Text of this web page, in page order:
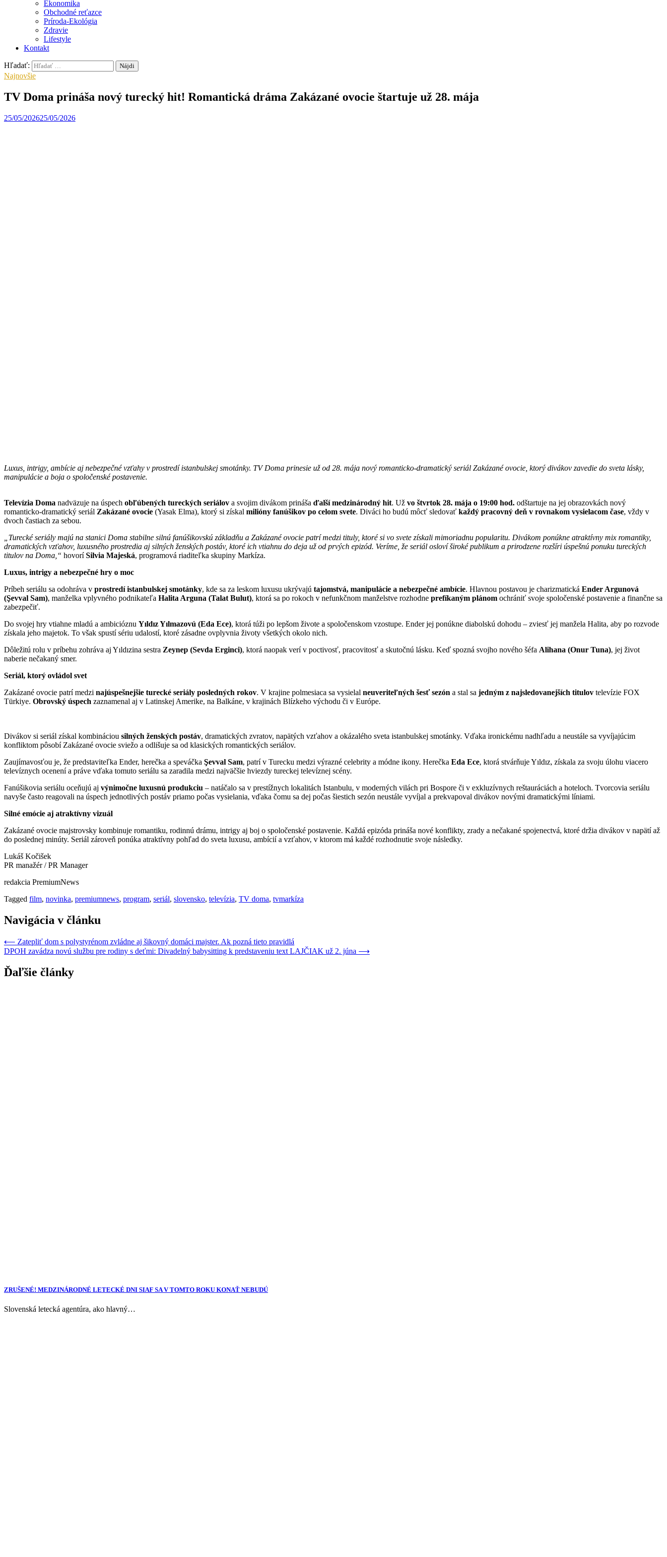
Ekonomika
Obchodné reťazce
Príroda-Ekológia
Zdravie
Lifestyle
Kontakt
Hľadať:
Najnovšie
TV Doma prináša nový turecký hit! Romantická dráma Zakázané ovocie štartuje už 28. mája
25/05/202625/05/2026
Luxus, intrigy, ambície aj nebezpečné vzťahy v prostredí istanbulskej smotánky. TV Doma prinesie už od 28. mája nový romanticko-dramatický seriál Zakázané ovocie, ktorý divákov zavedie do sveta lásky,
manipulácie a boja o spoločenské postavenie.
Televízia Doma nadväzuje na úspech obľúbených tureckých seriálov a svojim divákom prináša ďalší medzinárodný hit. Už vo štvrtok 28. mája o 19:00 hod. odštartuje na jej obrazovkách nový
romanticko-dramatický seriál Zakázané ovocie (Yasak Elma), ktorý si získal milióny fanúšikov po celom svete. Diváci ho budú môcť sledovať každý pracovný deň v rovnakom vysielacom čase, vždy v
dvoch častiach za sebou.
„Turecké seriály majú na stanici Doma stabilne silnú fanúšikovskú základňu a Zakázané ovocie patrí medzi tituly, ktoré si vo svete získali mimoriadnu popularitu. Divákom ponúkne atraktívny mix romantiky,
dramatických vzťahov, luxusného prostredia aj silných ženských postáv, ktoré ich vtiahnu do deja už od prvých epizód. Veríme, že seriál osloví široké publikum a prirodzene rozšíri úspešnú ponuku tureckých
titulov na Doma,“ hovoríSilvia Majeská, programová riaditeľka skupiny Markíza.
Luxus, intrigy a nebezpečné hry o moc
Príbeh seriálu sa odohráva v prostredí istanbulskej smotánky, kde sa za leskom luxusu ukrývajú tajomstvá, manipulácie a nebezpečné ambície. Hlavnou postavou je charizmatická Ender Argunová
(Şevval Sam), manželka vplyvného podnikateľa Halita Arguna (Talat Bulut), ktorá sa po rokoch v nefunkčnom manželstve rozhodne prefíkaným plánom ochrániť svoje spoločenské postavenie a finančne sa
zabezpečiť.
Do svojej hry vtiahne mladú a ambicióznu Yıldız Yılmazovú (Eda Ece), ktorá túži po lepšom živote a spoločenskom vzostupe. Ender jej ponúkne diabolskú dohodu – zviesť jej manžela Halita, aby po rozvode
získala jeho majetok. To však spustí sériu udalostí, ktoré zásadne ovplyvnia životy všetkých okolo nich.
Dôležitú rolu v príbehu zohráva aj Yıldızina sestra Zeynep (Sevda Erginci), ktorá naopak verí v poctivosť, pracovitosť a skutočnú lásku. Keď spozná svojho nového šéfa Alihana (Onur Tuna), jej život
naberie nečakaný smer.
Seriál, ktorý ovládol svet
Zakázané ovocie patrí medzi najúspešnejšie turecké seriály posledných rokov. V krajine polmesiaca sa vysielal neuveriteľných šesť sezón a stal sa jedným z najsledovanejších titulov televízie FOX
Türkiye. Obrovský úspech zaznamenal aj v Latinskej Amerike, na Balkáne, v krajinách Blízkeho východu či v Európe.
Divákov si seriál získal kombináciou silných ženských postáv, dramatických zvratov, napätých vzťahov a okázalého sveta istanbulskej smotánky. Vďaka ironickému nadhľadu a neustále sa vyvíjajúcim
konfliktom pôsobí Zakázané ovocie sviežo a odlišuje sa od klasických romantických seriálov.
Zaujímavosťou je, že predstaviteľka Ender, herečka a speváčka Şevval Sam, patrí v Turecku medzi výrazné celebrity a módne ikony. Herečka Eda Ece, ktorá stvárňuje Yıldız, získala za svoju úlohu viacero
televíznych ocenení a práve vďaka tomuto seriálu sa zaradila medzi najväčšie hviezdy tureckej televíznej scény.
Fanúšikovia seriálu oceňujú aj výnimočne luxusnú produkciu – natáčalo sa v prestížnych lokalitách Istanbulu, v moderných vilách pri Bospore či v exkluzívnych reštauráciách a hoteloch. Tvorcovia seriálu
navyše často reagovali na úspech jednotlivých postáv priamo počas vysielania, vďaka čomu sa dej počas šiestich sezón neustále vyvíjal a prekvapoval divákov novými dramatickými líniami.
Silné emócie aj atraktívny vizuál
Zakázané ovocie majstrovsky kombinuje romantiku, rodinnú drámu, intrigy aj boj o spoločenské postavenie. Každá epizóda prináša nové konflikty, zrady a nečakané spojenectvá, ktoré držia divákov v napätí až
do poslednej minúty. Seriál zároveň ponúka atraktívny pohľad do sveta luxusu, ambícií a vzťahov, v ktorom má každé rozhodnutie svoje následky.
Lukáš Kočišek
PR manažér / PR Manager
redakcia PremiumNews
Tagged film, novinka, premiumnews, program, seriál, slovensko, televízia, TV doma, tvmarkíza
Navigácia v článku
⟵ Zatepliť dom s polystyrénom zvládne aj šikovný domáci majster. Ak pozná tieto pravidlá
DPOH zavádza novú službu pre rodiny s deťmi: Divadelný babysitting k predstaveniu text LAJČIAK už 2. júna ⟶
Ďaľšie články
ZRUŠENÉ! MEDZINÁRODNÉ LETECKÉ DNI SIAF SA V TOMTO ROKU KONAŤ NEBUDÚ
Slovenská letecká agentúra, ako hlavný…